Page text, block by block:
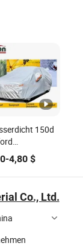
150d
-4,80$
Co., Ltd.